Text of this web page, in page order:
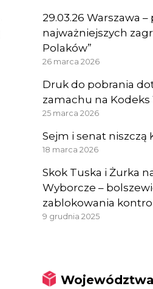
29.03.26 Warszawa
najważniejszych
Polaków”
26 marca 2026
Druk do pobrania
zamachu na Kodeks
25 marca 2026
Sejm i senat niszczą
18 marca 2026
Skok Tuska i Żurka
Wyborcze –
zablokowania
9 grudnia 2025
Województwa